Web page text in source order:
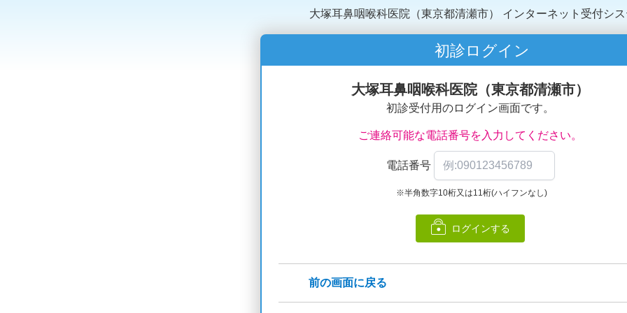
大塚耳鼻咽喉科医院（東京都清瀬市） インターネット受付シ
初診ログイン
大塚耳鼻咽喉科医院（東京都清瀬市）
初診受付用のログイン画面です。
ご連絡可能な電話番号を入力してください。
電話番号
※半角数字10桁又は11桁(ハイフンなし)
ログインする
前の画面に戻る